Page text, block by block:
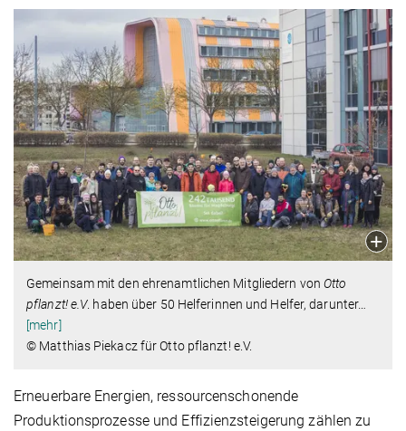
Gemeinsam mit den ehrenamtlichen Mitgliedern von Otto
pflanzt!e.V. haben über 50 Helferinnen und Helfer, darunter…
[mehr]
© Matthias Piekacz für Otto pflanzt! e.V.
Erneuerbare Energien, ressourcenschonende
Produktionsprozesse und Effizienzsteigerung zählen zu